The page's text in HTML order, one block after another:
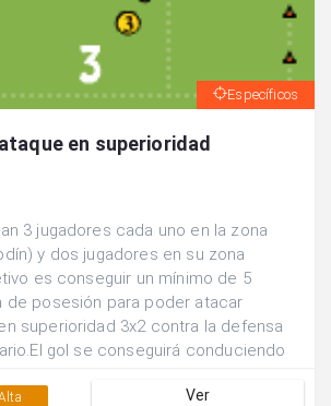
Específicos
en superioridad
3 jugadores cada uno en la zona
y dos jugadores en su zona
es conseguir un mínimo de 5
de posesión para poder atacar
superioridad 3x2 contra la defensa
gol se conseguirá conduciendo
Ver